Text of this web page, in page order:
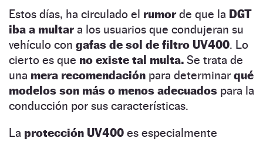
Estos días, ha circulado el rumorde que la DGT
iba a multara los usuarios que condujeran su
vehículo con gafas de sol de filtro UV400. Lo
cierto es que no existe tal multa. Se trata de
una mera recomendación para determinar qué
modelos son más o menos adecuados para la
conducción por sus características.
La protección UV400 es especialmente